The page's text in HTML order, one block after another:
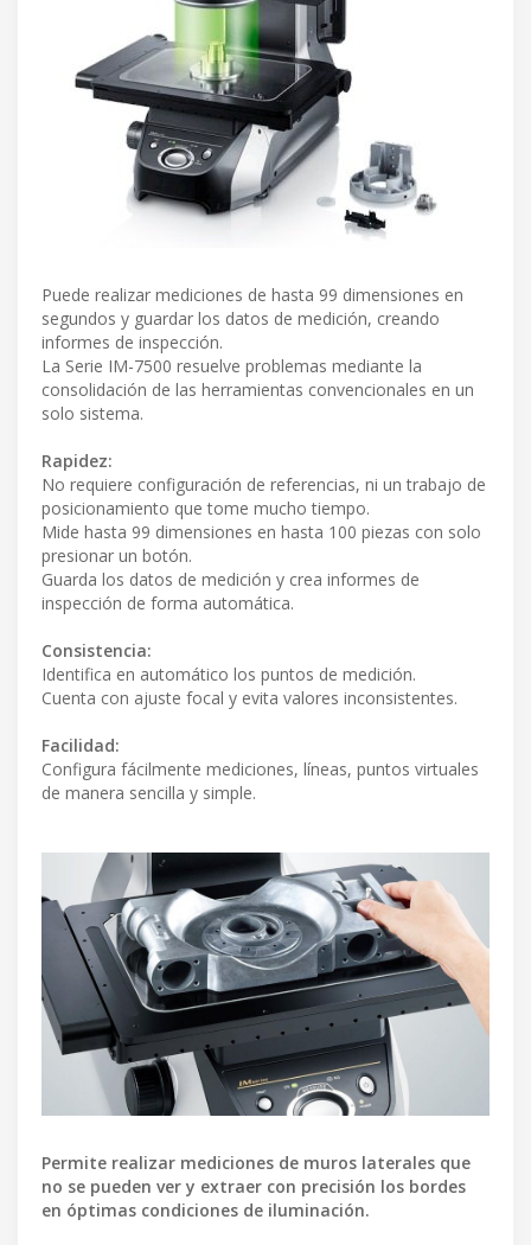
Puede realizar mediciones de hasta 99 dimensiones en
segundos y guardar los datos de medición, creando
informes de inspección.
La Serie IM-7500 resuelve problemas mediante la
consolidación de las herramientas convencionales en un
solo sistema.
Rapidez:
No requiere configuración de referencias, ni un trabajo de
posicionamiento que tome mucho tiempo.
Mide hasta 99 dimensiones en hasta 100 piezas con solo
presionar un botón.
Guarda los datos de medición y crea informes de
inspección de forma automática.
Consistencia:
Identifica en automático los puntos de medición.
Cuenta con ajuste focal y evita valores inconsistentes.
Facilidad:
Configura fácilmente mediciones, líneas, puntos virtuales
de manera sencilla y simple.
Permite realizar mediciones de muros laterales que
no se pueden ver y extraer con precisión los bordes
en óptimas condiciones de iluminación.